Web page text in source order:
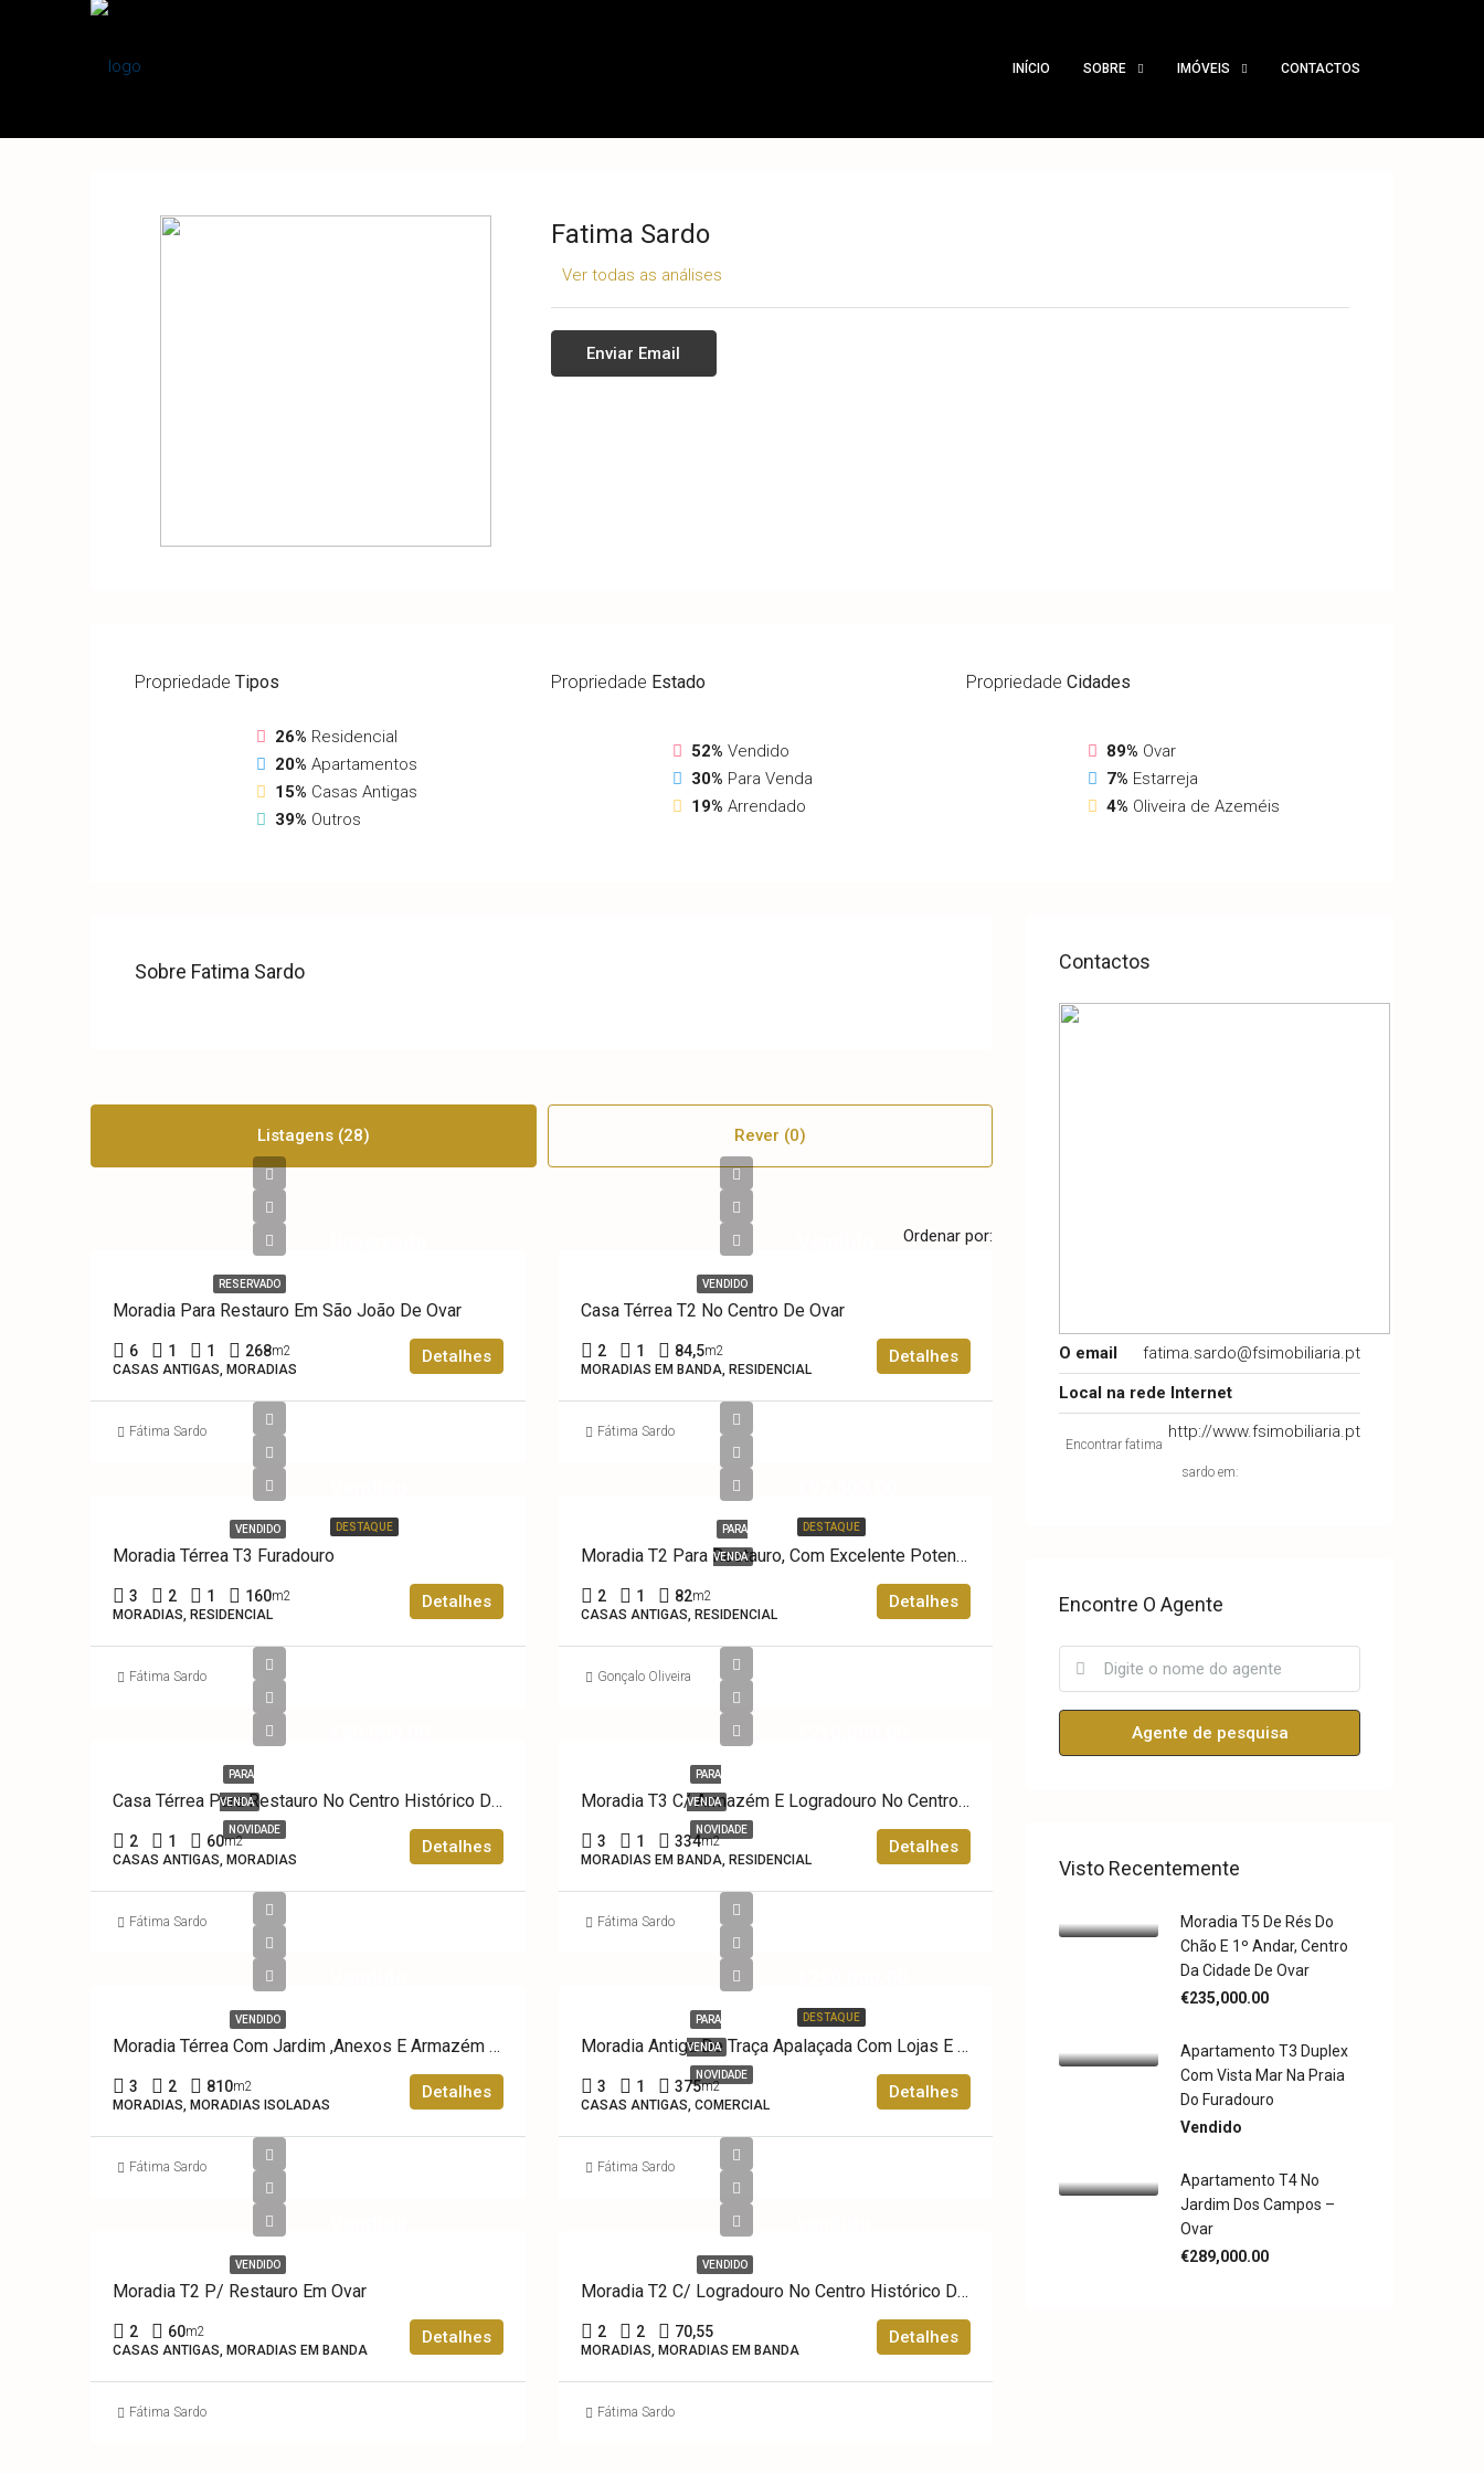
INÍCIO SOBRE IMÓVEIS CONTACTOS
Fatima Sardo
Ver todas as análises
Enviar Email
Propriedade Tipos
26% Residencial
20% Apartamentos
15% Casas Antigas
39% Outros
Propriedade Estado
52% Vendido
30% Para Venda
19% Arrendado
Propriedade Cidades
89% Ovar
7% Estarreja
4% Oliveira de Azeméis
Sobre Fatima Sardo
Listagens (28) Rever (0)
Ordenar por:
RESERVADO
Moradia Para Restauro Em São João De Ovar
6 1 1 268m2
CASAS ANTIGAS, MORADIAS
Detalhes
Fátima Sardo
VENDIDO
Casa Térrea T2 No Centro De Ovar
2 1 84,5m2
MORADIAS EM BANDA, RESIDENCIAL
Detalhes
Fátima Sardo
DESTAQUE
VENDIDO
Moradia Térrea T3 Furadouro
3 2 1 160m2
MORADIAS, RESIDENCIAL
Detalhes
Fátima Sardo
DESTAQUE
PARA
VENDA Moradia T2 Para Restauro, Com Excelente Potencial, Junto Ao Centro De Ovar
2 1 82m2
CASAS ANTIGAS, RESIDENCIAL
Detalhes
Gonçalo Oliveira
PARA
VENDA
NOVIDADE
Casa Térrea Para Restauro No Centro Histórico De Ovar
2 1 60m2
CASAS ANTIGAS, MORADIAS
Detalhes
Fátima Sardo
PARA
VENDA
NOVIDADE
Moradia T3 C/ Armazém E Logradouro No Centro Histórico De Ovar Para Reabilitar
3 1 334m2
MORADIAS EM BANDA, RESIDENCIAL
Detalhes
Fátima Sardo
VENDIDO
Moradia Térrea Com Jardim ,Anexos E Armazém – Avanca
3 2 810m2
MORADIAS, MORADIAS ISOLADAS
Detalhes
Fátima Sardo
DESTAQUE
PARA
VENDA
NOVIDADE
Moradia Antiga De Traça Apalaçada Com Lojas E Logradouro No Centro Histórico De Ovar
3 1 375m2
CASAS ANTIGAS, COMERCIAL
Detalhes
Fátima Sardo
VENDIDO
Moradia T2 P/ Restauro Em Ovar
2 60m2
CASAS ANTIGAS, MORADIAS EM BANDA
Detalhes
Fátima Sardo
VENDIDO
Moradia T2 C/ Logradouro No Centro Histórico De Ovar
2 2 70,55
MORADIAS, MORADIAS EM BANDA
Detalhes
Fátima Sardo
Contactos
O email
fatima.sardo@fsimobiliaria.pt
Local na rede Internet
http://www.fsimobiliaria.pt
Encontrar fatima
sardo em:
Encontre O Agente
Agente de pesquisa
Visto Recentemente
Moradia T5 De Rés Do
Chão E 1º Andar, Centro
Da Cidade De Ovar
€235,000.00
Apartamento T3 Duplex
Com Vista Mar Na Praia
Do Furadouro
Vendido
Apartamento T4 No
Jardim Dos Campos –
Ovar
€289,000.00